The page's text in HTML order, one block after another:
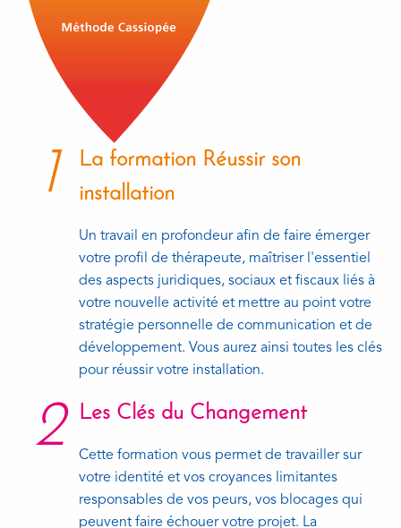
1
La formation Réussir son
installation
Un travail en profondeur afin de faire émerger
votre profil de thérapeute, maîtriser l'essentiel
des aspects juridiques, sociaux et fiscaux liés à
votre nouvelle activité et mettre au point votre
stratégie personnelle de communication et de
développement. Vous aurez ainsi toutes les clés
pour réussir votre installation.
2 Les Clés du Changement
Cette formation vous permet de travailler sur
votre identité et vos croyances limitantes
responsables de vos peurs, vos blocages qui
peuvent faire échouer votre projet. La